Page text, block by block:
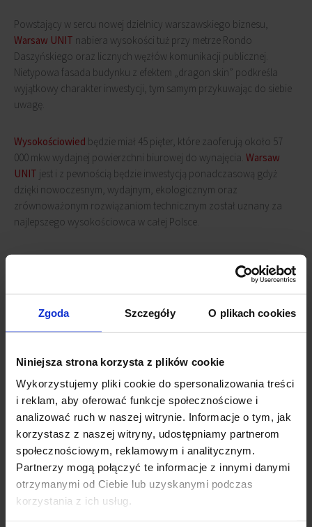
Zgoda Szczegóły O plikach cookies
Niniejsza strona korzysta z plików cookie
Wykorzystujemy pliki cookie do spersonalizowania treści
i reklam, aby oferować funkcje społecznościowe i
analizować ruch w naszej witrynie. Informacje o tym, jak
korzystasz z naszej witryny, udostępniamy partnerom
społecznościowym, reklamowym i analitycznym.
Partnerzy mogą połączyć te informacje z innymi danymi
otrzymanymi od Ciebie lub uzyskanymi podczas
korzystania z ich usług.
Powstający w sercu nowej dzielnicy warszawskiego biznesu,
Warsaw UNIT nabiera wysokości tuż przy metrze Rondo
Daszyńskiego oraz licznych węzłów komunikacji publicznej.
Nietypowa fasada budynku z efektem „dragon skin” podkreśla
wyjątkowy charakter inwestycji, tym samym przykuwając do siebie
uwagę.
Wysokościowied będzie miał 45 pięter, które zaoferują około 57
000 mkw wydajnej powierzchni biurowej do wynajęcia. Warsaw
UNIT jest i z pewnością będzie inwestycją ponadczasową gdyż
dzięki nowoczesnym, wydajnym, ekologicznym oraz
zrównoważonym rozwiązaniom technicznym został uznany za
najlepszego wysokościowca w całej Polsce.
BudowaWarsaw UNITrozpoczęła się w 2017 roku, a zakończy się
w 2021 roku. Na ostatnim piętrze powstanie restauracja, dzięki
której najemcy oraz goście biurowca będą w stanie cieszyć się
widokami Warszawy.
Jedyny w Polsce - Warsaw UNIT z platynowym
certyfikatem WELL(7 lipca 2023)
Warsaw UNIT nominowany do tytułu najlepszego na
świecie
(2 listopada 2022)
Do najbezpieczniejszych budynków na świecie dołącza
Warsaw UNIT
(15 kwietnia 2022)
Warsaw Unit z certyfikatem BREEAM na najwyższym
poziomie(23 grudnia 2021)
Skyfall Warsaw – czyli pierwszy ruchomy taras w Europie